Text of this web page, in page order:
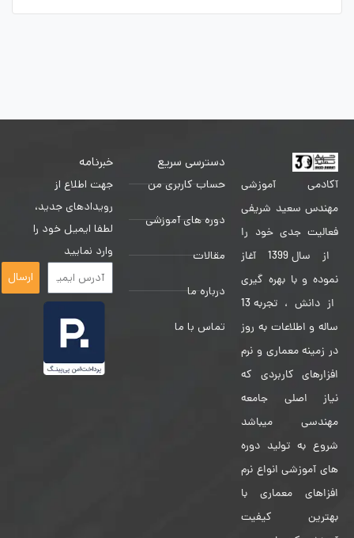
آکادمی آموزشی
مهندس سعید شریفی
فعالیت جدی خود را
از سال 1399 آغاز
نموده و با بهره گیری
از دانش ، تجربه 13
ساله و اطلاعات به روز
در زمینه معماری و نرم
افزارهای کاربردی که
نیاز اصلی جامعه
مهندسی میباشد
شروع به تولید دوره
های آموزشی انواع نرم
افزاهای معماری با
بهترین کیفیت
دسترسی سریع
حساب کاربری من
دوره های آموزشی
مقالات
درباره ما
تماس با ما
خبرنامه
جهت اطلاع از
رویدادهای جدید،
لطفا ایمیل خود را
وارد نمایید
ارسال